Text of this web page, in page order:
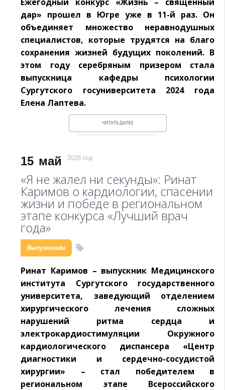
дар» прошел в Югре уже в 11-й раз. Он
объединяет множество неравнодушных
специалистов, которые трудятся на благо
сохранения жизней будущих поколений. В
этом году серебряным призером стала
выпускница кафедры психологии
Сургутского госуниверситета 2024 года
Елена Лаптева.
ЧИТАТЬ ДАЛЕЕ
15 май 2026 год
«Я не жалел ни секунды»: Ринат
Каримов о кардиологии, спасении
жизни и победе в региональном
этапе конкурса «Лучший врач
года»
Выпускникам
Ринат Каримов – выпускник Медицинского
института Сургутского государственного
университета, заведующий отделением
хирургического лечения сложных
нарушений ритма сердца и
электрокардиостимуляции Окружного
кардиологического диспансера «Центр
диагностики и сердечно-сосудистой
хирургии» – стал победителем в
региональном этапе Всероссийского